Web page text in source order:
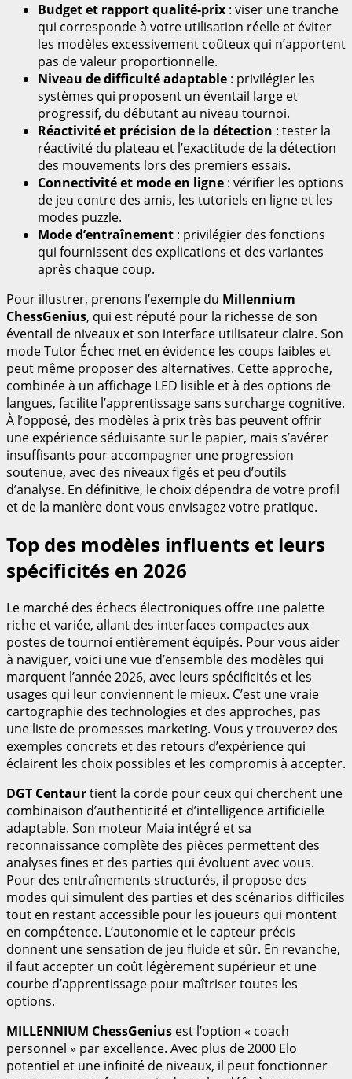
Budget et rapport qualité-prix : viser une tranche
qui corresponde à votre utilisation réelle et éviter
les modèles excessivement coûteux qui n’apportent
pas de valeur proportionnelle.
Niveau de difficulté adaptable : privilégier les
systèmes qui proposent un éventail large et
progressif, du débutant au niveau tournoi.
Réactivité et précision de la détection : tester la
réactivité du plateau et l’exactitude de la détection
des mouvements lors des premiers essais.
Connectivité et mode en ligne : vérifier les options
de jeu contre des amis, les tutoriels en ligne et les
modes puzzle.
Mode d’entraînement : privilégier des fonctions
qui fournissent des explications et des variantes
après chaque coup.
Pour illustrer, prenons l’exemple du Millennium
ChessGenius, qui est réputé pour la richesse de son
éventail de niveaux et son interface utilisateur claire. Son
mode Tutor Échec met en évidence les coups faibles et
peut même proposer des alternatives. Cette approche,
combinée à un affichage LED lisible et à des options de
langues, facilite l’apprentissage sans surcharge cognitive.
À l’opposé, des modèles à prix très bas peuvent offrir
une expérience séduisante sur le papier, mais s’avérer
insuffisants pour accompagner une progression
soutenue, avec des niveaux figés et peu d’outils
d’analyse. En définitive, le choix dépendra de votre profil
et de la manière dont vous envisagez votre pratique.
Top des modèles influents et leurs
spécificités en 2026
Le marché des échecs électroniques offre une palette
riche et variée, allant des interfaces compactes aux
postes de tournoi entièrement équipés. Pour vous aider
à naviguer, voici une vue d’ensemble des modèles qui
marquent l’année 2026, avec leurs spécificités et les
usages qui leur conviennent le mieux. C’est une vraie
cartographie des technologies et des approches, pas
une liste de promesses marketing. Vous y trouverez des
exemples concrets et des retours d’expérience qui
éclairent les choix possibles et les compromis à accepter.
DGT Centaurtient la corde pour ceux qui cherchent une
combinaison d’authenticité et d’intelligence artificielle
adaptable. Son moteur Maia intégré et sa
reconnaissance complète des pièces permettent des
analyses fines et des parties qui évoluent avec vous.
Pour des entraînements structurés, il propose des
modes qui simulent des parties et des scénarios difficiles
tout en restant accessible pour les joueurs qui montent
en compétence. L’autonomie et le capteur précis
donnent une sensation de jeu fluide et sûr. En revanche,
il faut accepter un coût légèrement supérieur et une
courbe d’apprentissage pour maîtriser toutes les
options.
MILLENNIUM ChessGenius est l’option « coach
personnel » par excellence. Avec plus de 2000 Elo
potentiel et une infinité de niveaux, il peut fonctionner